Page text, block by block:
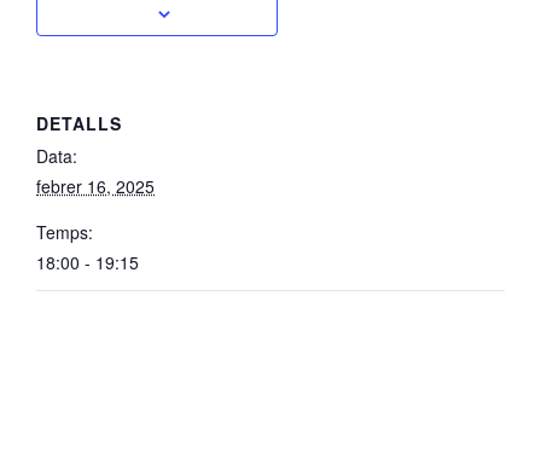
DETALLS
Data:
febrer 16, 2025
Temps:
18:00 - 19:15